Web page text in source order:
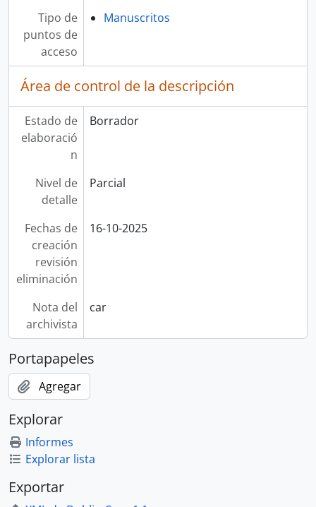
Tipo de
puntos de
acceso
Manuscritos
Área de control de la descripción
Estado de
elaboració
n
Borrador
Nivel de
detalle
Parcial
Fechas de
creación
revisión
eliminación
16-10-2025
Nota del
archivista
car
Portapapeles
Agregar
Explorar
Informes
Explorar lista
Exportar